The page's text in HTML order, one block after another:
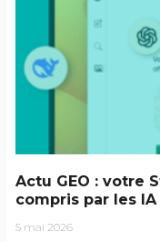
Actu GEO : votre
compris par les IA
5 mai 2026